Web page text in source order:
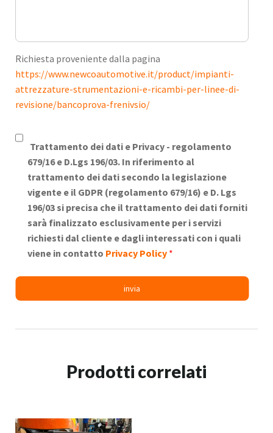
Richiesta proveniente dalla pagina
https://www.newcoautomotive.it/product/impianti-
attrezzature-strumentazioni-e-ricambi-per-linee-di-
revisione/bancoprova-frenivsio/
Trattamento dei dati e Privacy - regolamento
679/16 e D.Lgs 196/03. In riferimento al
trattamento dei dati secondo la legislazione
vigente e il GDPR (regolamento 679/16) e D. Lgs
196/03 si precisa che il trattamento dei dati forniti
sarà finalizzato esclusivamente per i servizi
richiesti dal cliente e dagli interessati con i quali
viene in contatto Privacy Policy *
Prodotti correlati